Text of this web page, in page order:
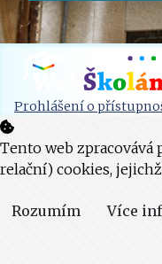
Prohlášení o
Tento web zpracovává
relační) cookies,
Rozumím Více